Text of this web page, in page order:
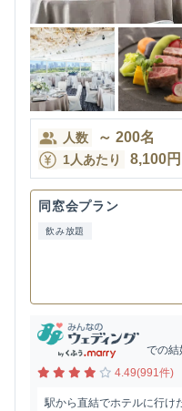
人数 ～ 200名
1人あたり 8,100円
同窓会プラン
飲み放題
での結
4.49(991件)
駅から直結でホテルに行け